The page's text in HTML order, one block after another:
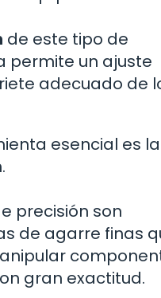
de este tipo de
permite un ajuste
adecuado de
esencial es
precisión son
de agarre finas
gran exactitud.